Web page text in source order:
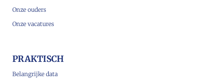
Onze ouders
Onze vacatures
PRAKTISCH
Belangrijke data